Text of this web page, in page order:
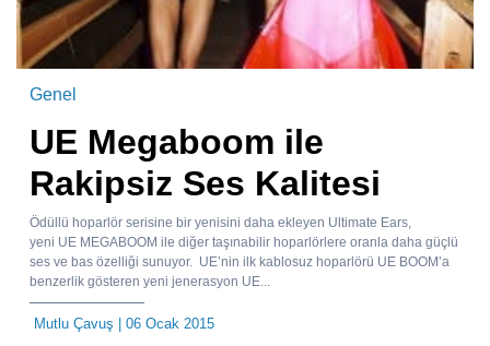
Genel
UE Megaboom ile
Rakipsiz Ses Kalitesi
Ödüllü hoparlör serisine bir yenisini daha ekleyen Ultimate Ears,
yeni UE MEGABOOM ile diğer taşınabilir hoparlörlere oranla daha güçlü
ses ve bas özelliği sunuyor. UE’nin ilk kablosuz hoparlörü UE BOOM’a
benzerlik gösteren yeni jenerasyon UE...
Mutlu Çavuş | 06 Ocak 2015